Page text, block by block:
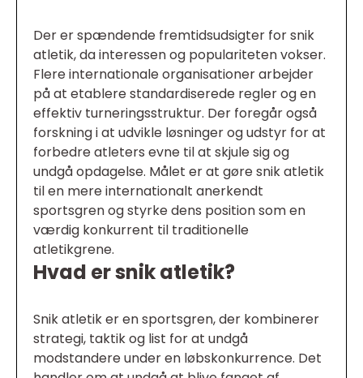
Der er spændende fremtidsudsigter for snik
atletik, da interessen og populariteten vokser.
Flere internationale organisationer arbejder
på at etablere standardiserede regler og en
effektiv turneringsstruktur. Der foregår også
forskning i at udvikle løsninger og udstyr for at
forbedre atleters evne til at skjule sig og
undgå opdagelse. Målet er at gøre snik atletik
til en mere internationalt anerkendt
sportsgren og styrke dens position som en
værdig konkurrent til traditionelle
atletikgrene.
Hvad er snik atletik?
Snik atletik er en sportsgren, der kombinerer
strategi, taktik og list for at undgå
modstandere under en løbskonkurrence. Det